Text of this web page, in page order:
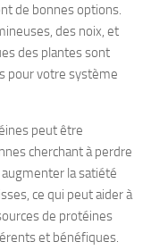
de bonnes options.
des noix, et
des plantes sont
pour votre système
peut être
cherchant à perdre
la satiété
ce qui peut aider à
de protéines
et bénéfiques.